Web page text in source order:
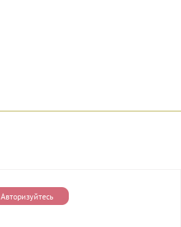
Авторизуйтесь